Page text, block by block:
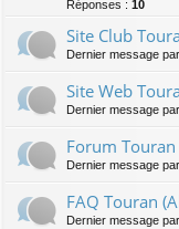
Réponses : 10
Site Club
Dernier message par
Site Web
Dernier message par
Forum
Dernier message par
FAQ Touran
Dernier message par